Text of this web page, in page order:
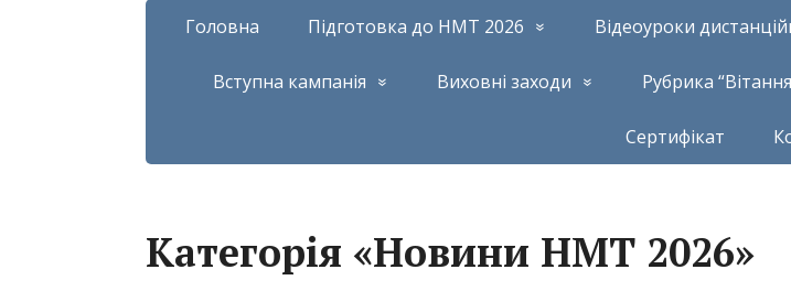
Головна Підготовка до НМТ 2026 Відеоуроки
Вступна кампанія Виховні заходи Рубрика
Сертифікат
Категорія «Новини НМТ 2026»